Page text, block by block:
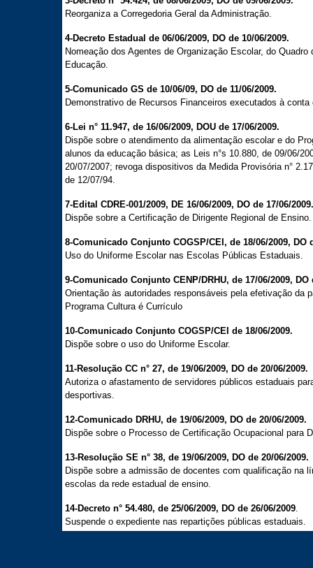
Reorganiza a Corregedoria Geral da Administração.
4-Decreto Estadual de 06/06/2009, DO de 10/06/2009.
Nomeação dos Agentes de Organização Escolar, do
Educação.
5-Comunicado GS de 10/06/09, DO de 11/06/2009.
Demonstrativo de Recursos Financeiros executados à conta
6-Lei n° 11.947, de 16/06/2009, DOU de 17/06/2009.
Dispõe sobre o atendimento da alimentação escolar e do
alunos da educação básica; as Leis n°s 10.880, de 09/06/
20/07/2007; revoga dispositivos da Medida Provisória n°
de 12/07/94.
7-Edital CDRE-001/2009, DE 16/06/2009, DO de 17/06/2009.
Dispõe sobre a Certificação de Dirigente Regional de Ensino.
8-Comunicado Conjunto COGSP/CEI, de 18/06/2009, DO
Uso do Uniforme Escolar nas Escolas Públicas Estaduais.
9-Comunicado Conjunto CENP/DRHU, de 17/06/2009, DO
Orientação às autoridades responsáveis pela efetivação da
Programa Cultura é Currículo
10-Comunicado Conjunto COGSP/CEI de 18/06/2009.
Dispõe sobre o uso do Uniforme Escolar.
11-Resolução CC n° 27, de 19/06/2009, DO de 20/06/2009.
Autoriza o afastamento de servidores públicos estaduais
desportivas.
12-Comunicado DRHU, de 19/06/2009, DO de 20/06/2009.
Dispõe sobre o Processo de Certificação Ocupacional para
13-Resolução SE n° 38, de 19/06/2009, DO de 20/06/2009.
Dispõe sobre a admissão de docentes com qualificação na
escolas da rede estadual de ensino.
14-Decreto n° 54.480, de 25/06/2009, DO de 26/06/2009.
Suspende o expediente nas repartições públicas estaduais.